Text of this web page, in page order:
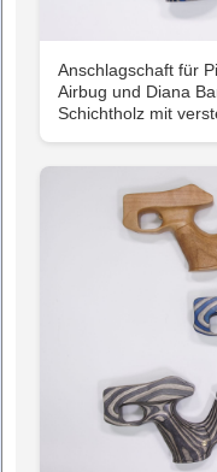
Anschlagschaft für
Airbug und Diana
Schichtholz mit